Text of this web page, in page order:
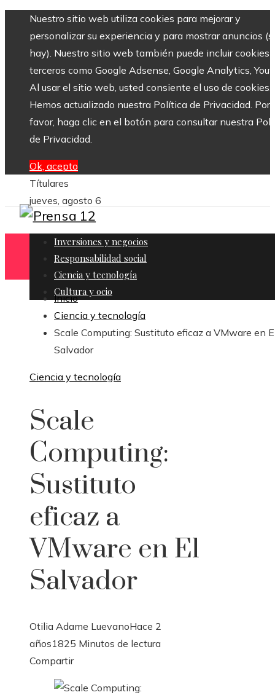
Nuestro sitio web utiliza cookies para mejorar y
personalizar su experiencia y para mostrar anuncios
hay). Nuestro sitio web también puede incluir cookies
terceros como Google Adsense, Google Analytics,
Al usar el sitio web, usted consiente el uso de cookies.
Hemos actualizado nuestra Política de Privacidad. Por
favor, haga clic en el botón para consultar nuestra
de Privacidad.
Ok, acepto
Títulares
jueves, agosto 6
Inversiones y negocios
Responsabilidad social
Ciencia y tecnología
Cultura y ocio
Inicio
Ciencia y tecnología
Scale Computing: Sustituto eficaz a VMware en
Salvador
Ciencia y tecnología
Scale
Computing:
Sustituto
eficaz a
VMware en El
Salvador
Otilia Adame LuevanoHace 2
años1825 Minutos de lectura
Facebook
Twitter
LinkedIn
Pinterest
Stumbleupon
Email
Compartir